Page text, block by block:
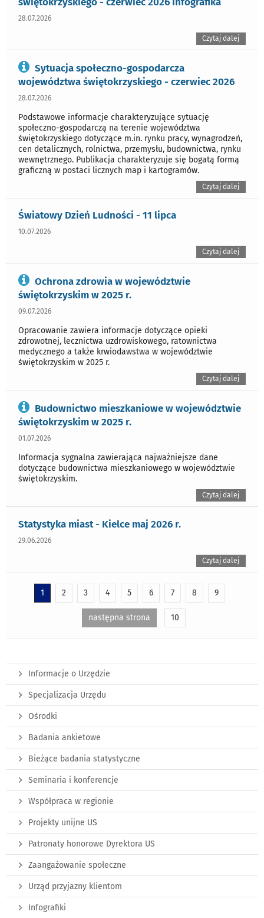
28.07.2026
Czytaj dalej
Sytuacja społeczno-gospodarcza
województwa świętokrzyskiego - czerwiec 2026
28.07.2026
Podstawowe informacje charakteryzujące sytuację
społeczno-gospodarczą na terenie województwa
świętokrzyskiego dotyczące m.in. rynku pracy, wynagrodzeń,
cen detalicznych, rolnictwa, przemysłu, budownictwa, rynku
wewnętrznego. Publikacja charakteryzuje się bogatą formą
graficzną w postaci licznych map i kartogramów.
Czytaj dalej
Światowy Dzień Ludności - 11 lipca
10.07.2026
Czytaj dalej
Ochrona zdrowia w województwie
świętokrzyskim w 2025 r.
09.07.2026
Opracowanie zawiera informacje dotyczące opieki
zdrowotnej, lecznictwa uzdrowiskowego, ratownictwa
medycznego a także krwiodawstwa w województwie
świętokrzyskim w 2025 r.
Czytaj dalej
Budownictwo mieszkaniowe w województwie
świętokrzyskim w 2025 r.
01.07.2026
Informacja sygnalna zawierająca najważniejsze dane
dotyczące budownictwa mieszkaniowego w województwie
świętokrzyskim.
Czytaj dalej
Statystyka miast - Kielce maj 2026 r.
29.06.2026
Czytaj dalej
1 2 3 4 5 6 7 8 9
następna strona 10
Informacje o Urzędzie
Specjalizacja Urzędu
Ośrodki
Badania ankietowe
Bieżące badania statystyczne
Seminaria i konferencje
Współpraca w regionie
Projekty unijne US
Patronaty honorowe Dyrektora US
Zaangażowanie społeczne
Urząd przyjazny klientom
Infografiki